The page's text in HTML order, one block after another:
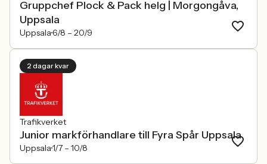
Gruppchef Plock & Pack helg | Morgongåva,
Uppsala
Uppsala6/8 – 20/9
2 dagar kvar
Trafikverket
Junior markförhandlare till Fyra Spår Uppsala
Uppsala1/7 – 10/8